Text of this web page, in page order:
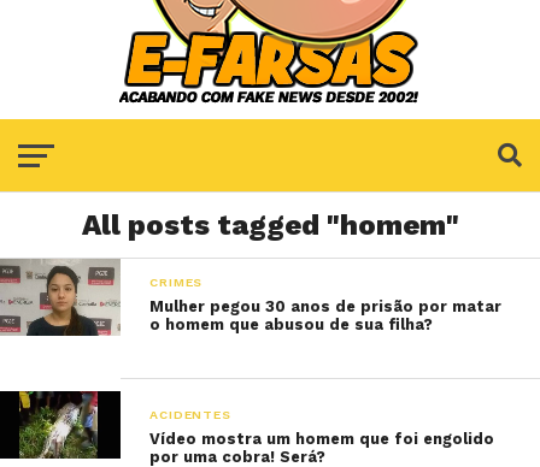
All posts tagged "homem"
CRIMES
Mulher pegou 30 anos de prisão por matar
o homem que abusou de sua filha?
ACIDENTES
Vídeo mostra um homem que foi engolido
por uma cobra! Será?